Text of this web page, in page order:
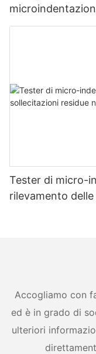
misurazione
Tester di micro-
rilevamento
Accogliamo con
ed è in grado di
ulteriori